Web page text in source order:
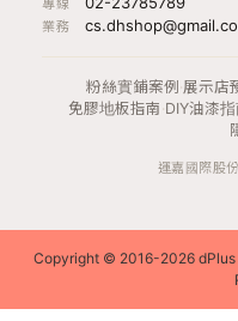
業務
粉絲實鋪案例·展示店
免膠地板指南 ·DIY油漆
運嘉國際股
Copyright © 2016-2026 dPlus